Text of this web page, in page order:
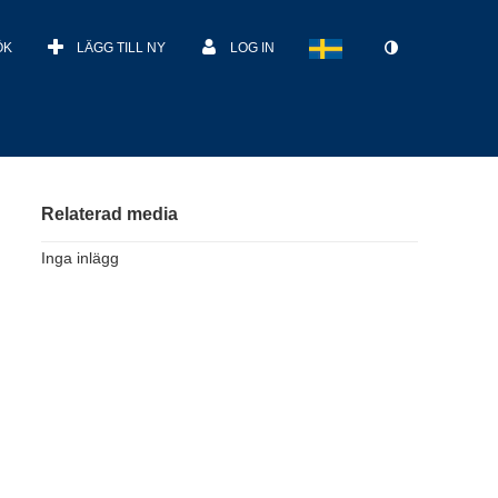
LÄGG TILL NY LOG IN
Relaterad media
Inga inlägg